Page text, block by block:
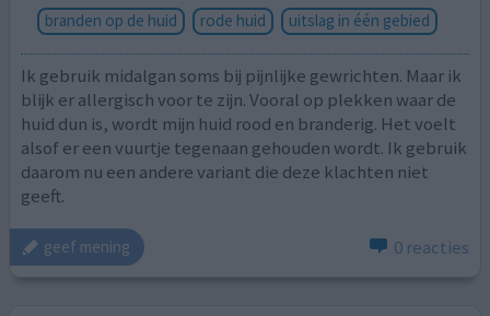
branden op de huid
rode huid uitslag in één gebied
Ik gebruik midalgan soms bij pijnlijke gewrichten. Maar ik
blijk er allergisch voor te zijn. Vooral op plekken waar de
huid dun is, wordt mijn huid rood en branderig. Het voelt
alsof er een vuurtje tegenaan gehouden wordt. Ik gebruik
daarom nu een andere variant die deze klachten niet
geeft.
geef mening 0 reacties